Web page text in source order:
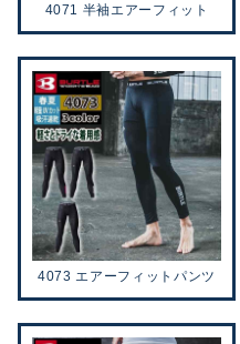
4071 半袖エアーフィット
4073 エアーフィットパンツ